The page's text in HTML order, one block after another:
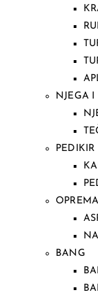
NJEGA I
PEDIKIR
OPREMA
BANG